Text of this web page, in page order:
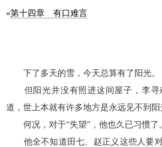
«第十四章 有口难言
下了多天的雪，今天总算有了阳光。
但阳光并没有照进这间屋子，李寻
道，世上本就有许多地方是永远见不到阳
何况，对于“失望”，他也久已习惯了
他全不知道田七、赵正义这些人要对